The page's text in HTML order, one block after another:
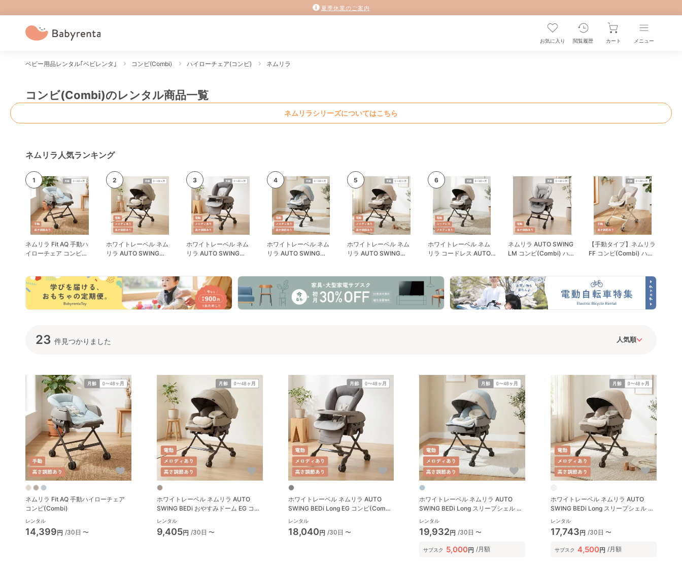
夏季休業のご案内
お気に入り 閲覧履歴 カート メニュー
ベビー用品レンタル｢ベビレンタ｣ コンビ(Combi) ハイローチェア(コンビ) ネムリラ
コンビ(Combi)のレンタル商品一覧
ネムリラシリーズについてはこちら
ネムリラ人気ランキング
ネムリラ Fit AQ 手動ハ
イローチェア コンビ
ホワイトレーベル ネム
リラ AUTO SWING
ーチェア・ベビーラック
ホワイトレーベル ネム
リラ AUTO SWING
ア・ベビーラック
ホワイトレーベル ネム
リラ AUTO SWING
イローチェア・ベビーラ
ック
ホワイトレーベル ネム
リラ AUTO SWING
ハイローチェア・ベビー
ラック
ホワイトレーベル ネム
リラ コードレス AUTO
イローチェア・ベビーラ
ック
ネムリラ AUTO SWING
LM コンビ(Combi) ハイ
【手動タイプ】ネムリラ
FF コンビ(Combi) ハイ
23 件見つかりました
ネムリラ Fit AQ 手動ハイローチェア
コンビ(Combi)
レンタル
14,399円 /30日 〜
ホワイトレーベル ネムリラ AUTO
SWING BEDi おやすみドーム EG コン
ビ(Combi) ハイローチェア・ベビーラ
ック
レンタル
9,405円 /30日 〜
ホワイトレーベル ネムリラ AUTO
SWING BEDi Long EG コンビ(Combi)
ハイローチェア・ベビーラック
レンタル
18,040円 /30日 〜
ホワイトレーベル ネムリラ AUTO
SWING BEDi Long スリープシェル EG
コンビ(Combi) ハイローチェア・ベビ
ーラック
レンタル
19,932円 /30日 〜
サブスク 5,000円 /月額
ホワイトレーベル ネムリラ AUTO
SWING BEDi Long スリープシェル EG
＋ コンビ(Combi) ハイローチェア・
ベビーラック
レンタル
17,743円 /30日 〜
サブスク 4,500円 /月額